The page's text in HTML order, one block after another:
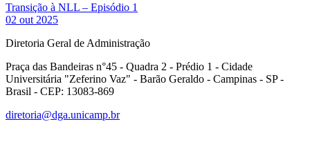
Transição à NLL – Episódio 1
02 out 2025
Diretoria Geral de Administração
Praça das Bandeiras n°45 - Quadra 2 - Prédio 1 - Cidade
Universitária "Zeferino Vaz" - Barão Geraldo - Campinas - SP -
Brasil - CEP: 13083-869
diretoria@dga.unicamp.br